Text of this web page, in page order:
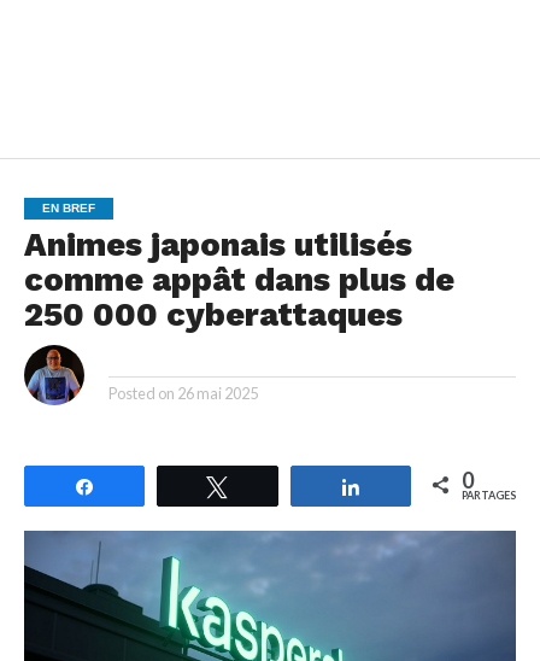
EN BREF
Animes japonais utilisés
comme appât dans plus de
250 000 cyberattaques
Posted on 26 mai 2025
Partagez 0
PARTAGES